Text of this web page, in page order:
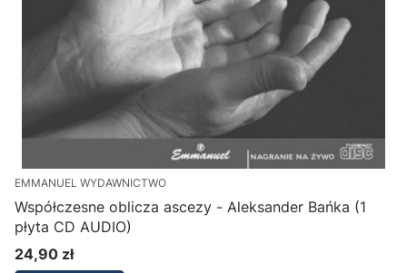
EMMANUEL WYDAWNICTWO
Współczesne oblicza ascezy - Aleksander Bańka (1
płyta CD AUDIO)
Cena
24,90 zł